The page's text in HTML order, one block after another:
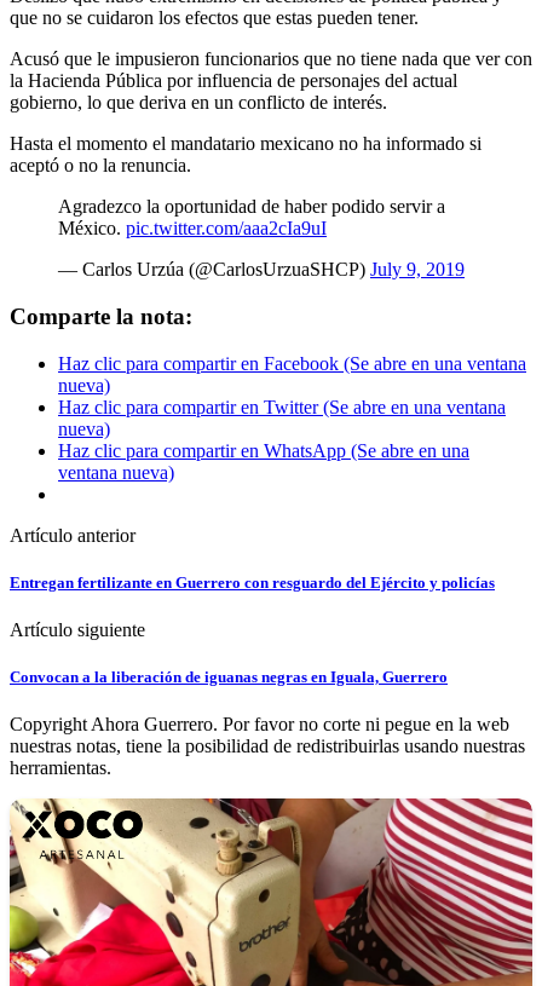
que no se cuidaron los efectos que estas pueden tener.
Acusó que le impusieron funcionarios que no tiene nada que ver con
la Hacienda Pública por influencia de personajes del actual
gobierno, lo que deriva en un conflicto de interés.
Hasta el momento el mandatario mexicano no ha informado si
aceptó o no la renuncia.
Agradezco la oportunidad de haber podido servir a
México. pic.twitter.com/aaa2cIa9uI
— Carlos Urzúa (@CarlosUrzuaSHCP) July 9, 2019
Comparte la nota:
Haz clic para compartir en Facebook (Se abre en una ventana
nueva)
Haz clic para compartir en Twitter (Se abre en una ventana
nueva)
Haz clic para compartir en WhatsApp (Se abre en una
ventana nueva)
Artículo anterior
Entregan fertilizante en Guerrero con resguardo del Ejército y policías
Artículo siguiente
Convocan a la liberación de iguanas negras en Iguala, Guerrero
Copyright Ahora Guerrero. Por favor no corte ni pegue en la web
nuestras notas, tiene la posibilidad de redistribuirlas usando nuestras
herramientas.